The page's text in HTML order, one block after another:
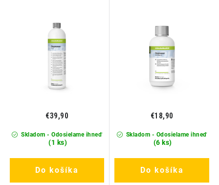
Skladom - Odosielame ihneď
(1 ks)
€39,90
Do košíka
Skladom - Odosielame ihneď
(6 ks)
€18,90
Do košíka